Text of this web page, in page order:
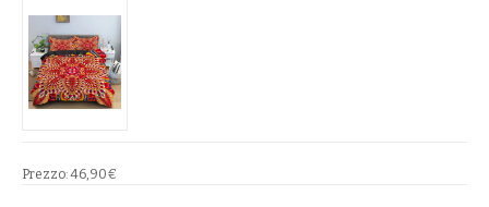
SOTTOGONNE
VELI
Prezzo: 46,90€